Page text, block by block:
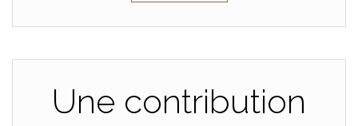
Une contribution